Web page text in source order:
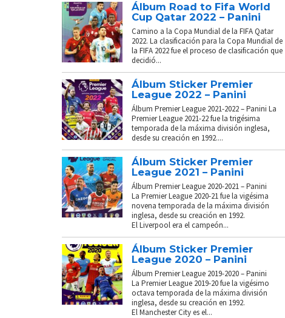
Álbum Road to Fifa World
Cup Qatar 2022 – Panini
Camino a la Copa Mundial de la FIFA Qatar
2022. La clasificación para la Copa Mundial de
la FIFA 2022 fue el proceso de clasificación que
decidió...
Álbum Sticker Premier
League 2022 – Panini
Álbum Premier League 2021-2022 – Panini La
Premier League 2021-22 fue la trigésima
temporada de la máxima división inglesa,
desde su creación en 1992....
Álbum Sticker Premier
League 2021 – Panini
Álbum Premier League 2020-2021 – Panini
La Premier League 2020-21 fue la vigésima
novena temporada de la máxima división
inglesa, desde su creación en 1992.
El Liverpool era el campeón...
Álbum Sticker Premier
League 2020 – Panini
Álbum Premier League 2019-2020 – Panini
La Premier League 2019-20 fue la vigésimo
octava temporada de la máxima división
inglesa, desde su creación en 1992.
El Manchester City es el...